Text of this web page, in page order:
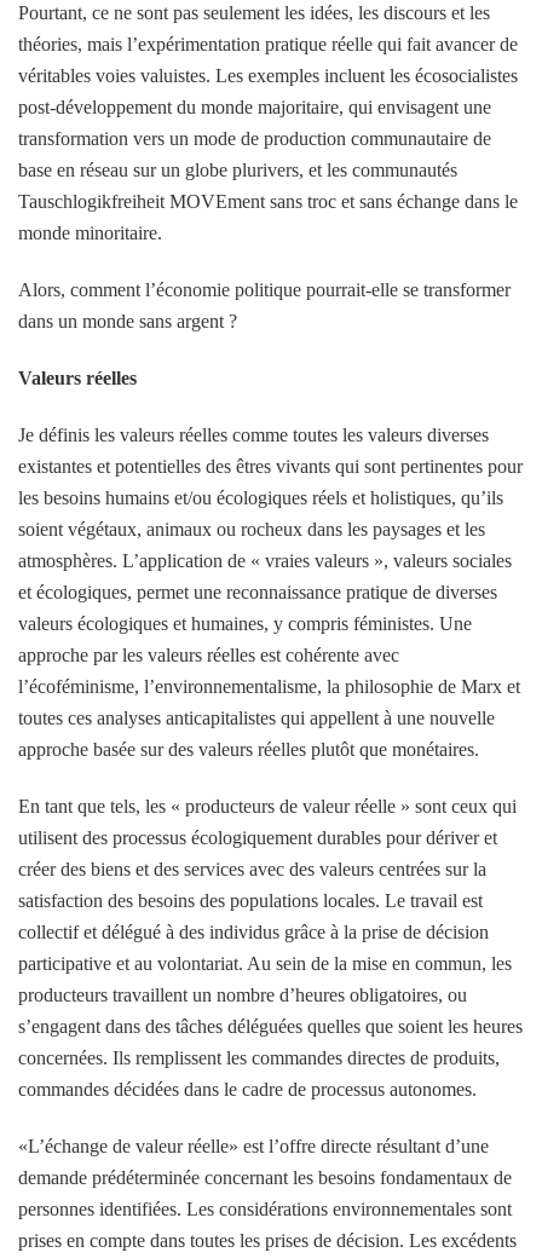
Pourtant, ce ne sont pas seulement les idées, les discours et les
théories, mais l’expérimentation pratique réelle qui fait avancer de
véritables voies valuistes. Les exemples incluent les écosocialistes
post-développement du monde majoritaire, qui envisagent une
transformation vers un mode de production communautaire de
base en réseau sur un globe plurivers, et les communautés
Tauschlogikfreiheit MOVEment sans troc et sans échange dans le
monde minoritaire.
Alors, comment l’économie politique pourrait-elle se transformer
dans un monde sans argent ?
Valeurs réelles
Je définis les valeurs réelles comme toutes les valeurs diverses
existantes et potentielles des êtres vivants qui sont pertinentes pour
les besoins humains et/ou écologiques réels et holistiques, qu’ils
soient végétaux, animaux ou rocheux dans les paysages et les
atmosphères. L’application de « vraies valeurs », valeurs sociales
et écologiques, permet une reconnaissance pratique de diverses
valeurs écologiques et humaines, y compris féministes. Une
approche par les valeurs réelles est cohérente avec
l’écoféminisme, l’environnementalisme, la philosophie de Marx et
toutes ces analyses anticapitalistes qui appellent à une nouvelle
approche basée sur des valeurs réelles plutôt que monétaires.
En tant que tels, les « producteurs de valeur réelle » sont ceux qui
utilisent des processus écologiquement durables pour dériver et
créer des biens et des services avec des valeurs centrées sur la
satisfaction des besoins des populations locales. Le travail est
collectif et délégué à des individus grâce à la prise de décision
participative et au volontariat. Au sein de la mise en commun, les
producteurs travaillent un nombre d’heures obligatoires, ou
s’engagent dans des tâches déléguées quelles que soient les heures
concernées. Ils remplissent les commandes directes de produits,
commandes décidées dans le cadre de processus autonomes.
«L’échange de valeur réelle» est l’offre directe résultant d’une
demande prédéterminée concernant les besoins fondamentaux de
personnes identifiées. Les considérations environnementales sont
prises en compte dans toutes les prises de décision. Les excédents